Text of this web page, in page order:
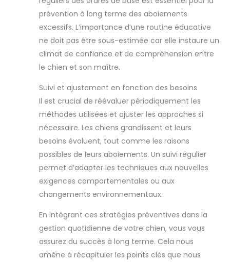
OCCUPATION OPTIMALE :
Ce jeu de stratégie pour
idéale en intérieur,
est trop mauvais pour
vivre des aventures en
plein air
prévention à long terme des aboiements
excessifs. L’importance d’une routine éducative
ne doit pas être sous-estimée car elle instaure un
climat de confiance et de compréhension entre
le chien et son maître.
Suivi et ajustement en fonction des besoins
Il est crucial de réévaluer périodiquement les
méthodes utilisées et ajuster les approches si
nécessaire. Les chiens grandissent et leurs
besoins évoluent, tout comme les raisons
possibles de leurs aboiements. Un suivi régulier
permet d’adapter les techniques aux nouvelles
exigences comportementales ou aux
changements environnementaux.
En intégrant ces stratégies préventives dans la
gestion quotidienne de votre chien, vous vous
assurez du succès à long terme. Cela nous
amène à récapituler les points clés que nous